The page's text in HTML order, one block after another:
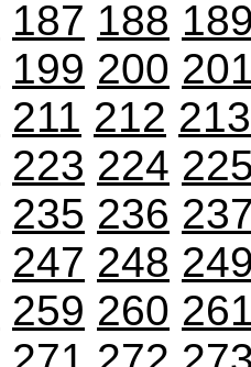
187 188
199 200
211 212 213
223 224
235 236
247 248
259 260